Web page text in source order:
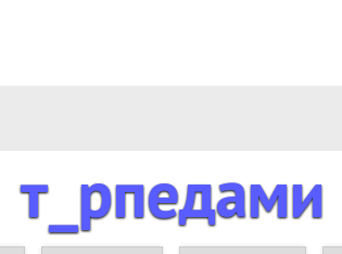
т_рпедами